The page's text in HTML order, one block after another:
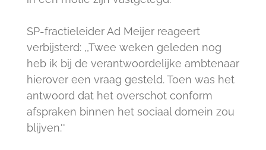
SP-fractieleider Ad Meijer reageert
verbijsterd: ,,Twee weken geleden nog
heb ik bij de verantwoordelijke ambtenaar
hierover een vraag gesteld. Toen was het
antwoord dat het overschot conform
afspraken binnen het sociaal domein zou
blijven.''